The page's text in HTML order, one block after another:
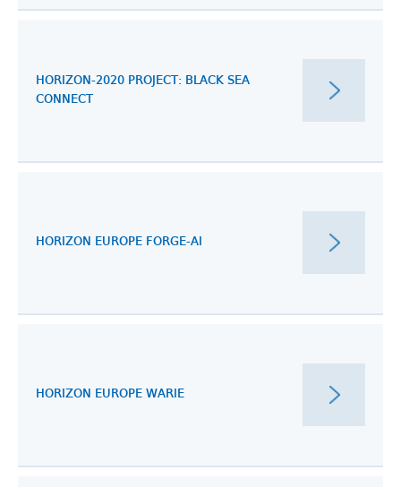
HORIZON-2020 PROJECT: BLACK SEA
CONNECT
HORIZON EUROPE FORGE-AI
HORIZON EUROPE WARIE